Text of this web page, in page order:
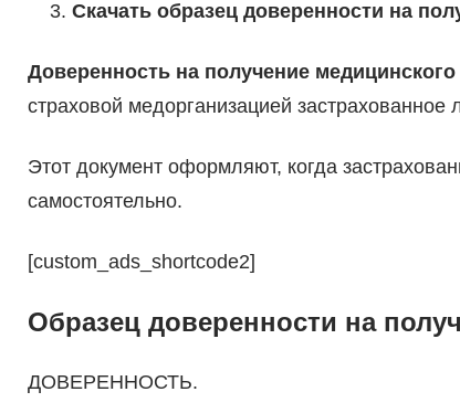
Скачать образец доверенности на
Доверенность на получение
страховой медорганизацией застрахованное
Этот документ оформляют, когда
самостоятельно.
[custom_ads_shortcode2]
Образец доверенности на
ДОВЕРЕННОСТЬ.